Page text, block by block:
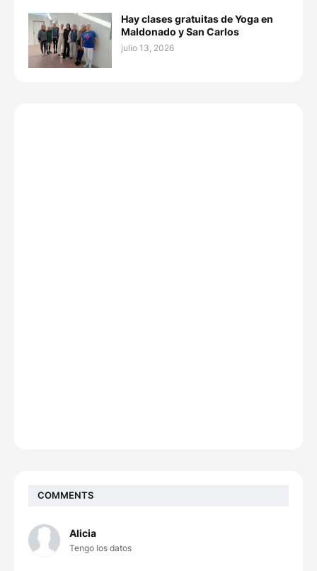
Hay clases gratuitas de Yoga en
Maldonado y San Carlos
julio 13, 2026
COMMENTS
Alicia
Tengo los datos